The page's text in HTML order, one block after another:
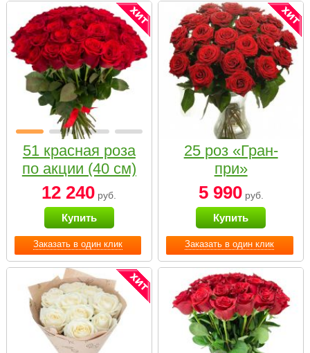
Заказать в один клик
51 красная роза
по акции (40 см)
12 240 руб.
Купить
Заказать в один клик
25 роз «Гран-
при»
5 990руб.
Купить